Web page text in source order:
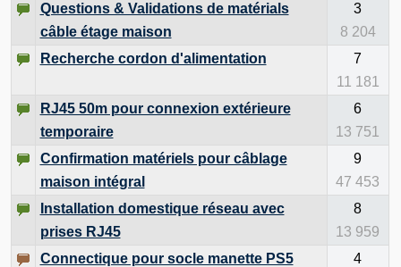
Questions & Validations de matérials
câble étage maison
3
8 204
Recherche cordon d'alimentation
7
11 181
RJ45 50m pour connexion extérieure
temporaire
6
13 751
Confirmation matériels pour câblage
maison intégral
9
47 453
Installation domestique réseau avec
prises RJ45
8
13 959
Connectique pour socle manette PS5
4